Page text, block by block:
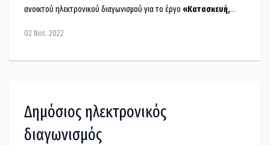
ανοικτού ηλεκτρονικού διαγωνισμού για το έργο «Κατασκευή,
Μαντουδίου - Λίμνης - Αγίας Άννας (Κατασκευή κλειστού
02 Νοε. 2022
Δημόσιος ηλεκτρονικός
διαγωνισμός